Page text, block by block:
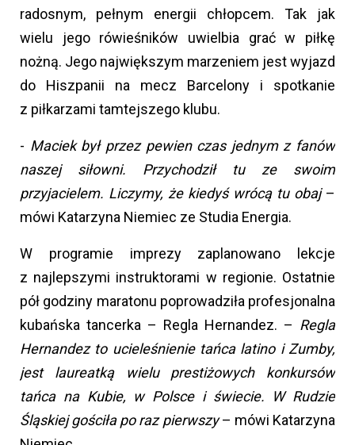
radosnym, pełnym energii chłopcem. Tak jak
wielu jego rówieśników uwielbia grać w piłkę
nożną. Jego największym marzeniem jest wyjazd
do Hiszpanii na mecz Barcelony i spotkanie
z piłkarzami tamtejszego klubu.
- Maciek był przez pewien czas jednym z fanów
naszej siłowni. Przychodził tu ze swoim
przyjacielem. Liczymy, że kiedyś wrócą tu obaj–
mówi Katarzyna Niemiec ze Studia Energia.
W programie imprezy zaplanowano lekcje
z najlepszymi instruktorami w regionie. Ostatnie
pół godziny maratonu poprowadziła profesjonalna
kubańska tancerka – Regla Hernandez. – Regla
Hernandez to ucieleśnienie tańca latino i Zumby,
jest laureatką wielu prestiżowych konkursów
tańca na Kubie, w Polsce i świecie. W Rudzie
Śląskiej gościła po raz pierwszy– mówi Katarzyna